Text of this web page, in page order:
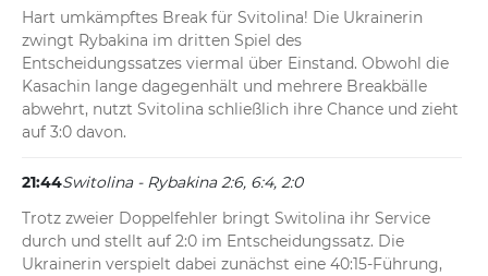
Hart umkämpftes Break für Svitolina! Die Ukrainerin
zwingt Rybakina im dritten Spiel des
Entscheidungssatzes viermal über Einstand. Obwohl die
Kasachin lange dagegenhält und mehrere Breakbälle
abwehrt, nutzt Svitolina schließlich ihre Chance und zieht
auf 3:0 davon.
21:44Switolina - Rybakina 2:6, 6:4, 2:0
Trotz zweier Doppelfehler bringt Switolina ihr Service
durch und stellt auf 2:0 im Entscheidungssatz. Die
Ukrainerin verspielt dabei zunächst eine 40:15-Führung,